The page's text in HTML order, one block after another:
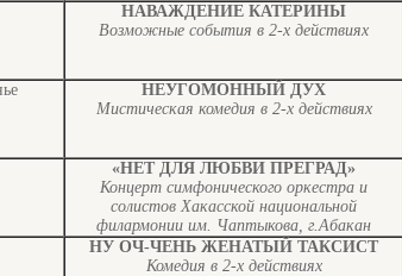
НАВАЖДЕНИЕ КАТЕРИНЫ
Возможные события в 2-х действиях
НЕУГОМОННЫЙ ДУХ
Мистическая комедия в 2-х действиях
«НЕТ ДЛЯ ЛЮБВИ ПРЕГРАД»
Концерт симфонического оркестра и
солистов Хакасской национальной
филармонии им. Чаптыкова, г.Абакан
НУ ОЧ-ЧЕНЬ ЖЕНАТЫЙ ТАКСИСТ
Комедия в 2-х действиях